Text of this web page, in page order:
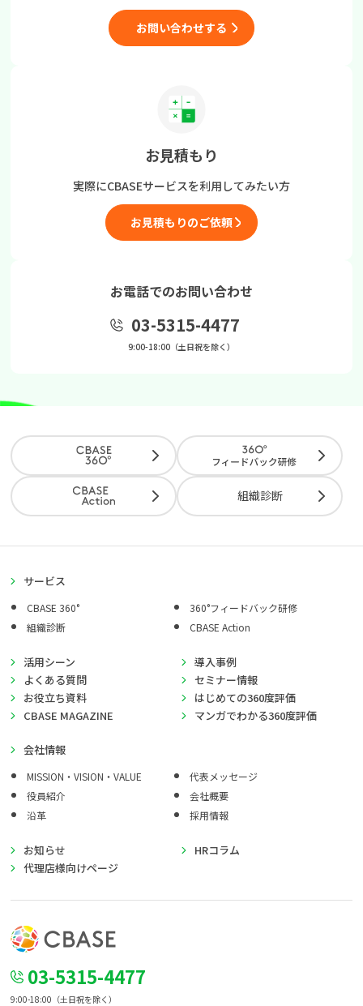
お問い合わせする
お見積もり
実際にCBASEサービスを利用してみたい方
お見積もりのご依頼
お電話でのお問い合わせ
03-5315-4477
9:00-18:00（土日祝を除く）
組織診断
サービス
CBASE 360°
360°フィードバック研修
組織診断
CBASE Action
活用シーン
導入事例
よくある質問
セミナー情報
お役立ち資料
はじめての360度評価
CBASE MAGAZINE
マンガでわかる360度評価
会社情報
MISSION・VISION・VALUE
代表メッセージ
役員紹介
会社概要
沿革
採用情報
お知らせ
HRコラム
代理店様向けページ
03-5315-4477
9:00-18:00（土日祝を除く）